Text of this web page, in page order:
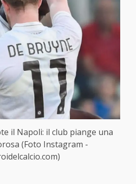
il Napoli: il club piange una
(Foto Instagram -